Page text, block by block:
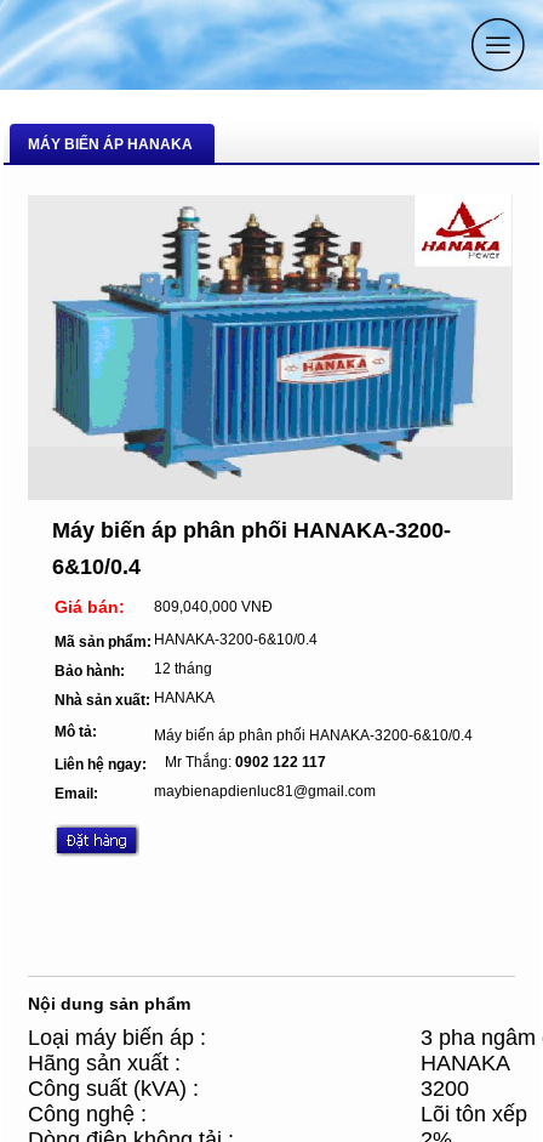
MÁY BIẾN ÁP HANAKA
Máy biến áp phân phối HANAKA-3200-
6&10/0.4
Giá bán: 809,040,000 VNĐ
Mã sản phẩm: HANAKA-3200-6&10/0.4
Bảo hành:
12 tháng
Nhà sản xuất: HANAKA
Mô tả:
Máy biến áp phân phối HANAKA-3200-6&10/0.4
Liên hệ ngay:
Mr Thắng: 0902 122 117
Email:
maybienapdienluc81@gmail.com
Nội dung sản phẩm
Loại máy biến áp :
3 pha ngâm
Hãng sản xuất :
HANAKA
Công suất (kVA) :
3200
Công nghệ :
Lõi tôn xếp